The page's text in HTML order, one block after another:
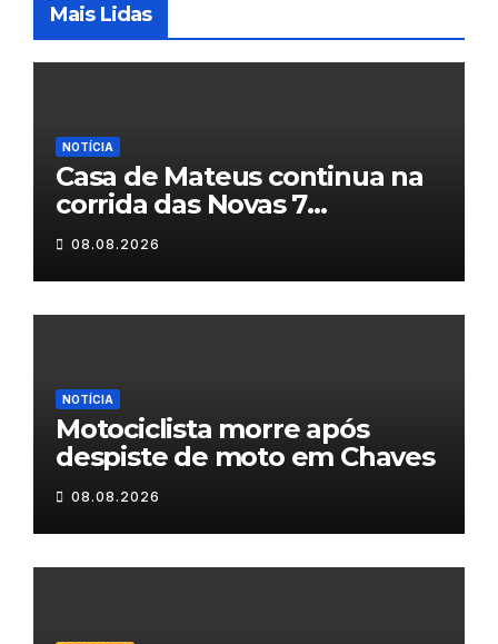
Mais Lidas
NOTÍCIA
Casa de Mateus continua na
corrida das Novas 7
Maravilhas de Portugal
08.08.2026
NOTÍCIA
Motociclista morre após
despiste de moto em Chaves
08.08.2026